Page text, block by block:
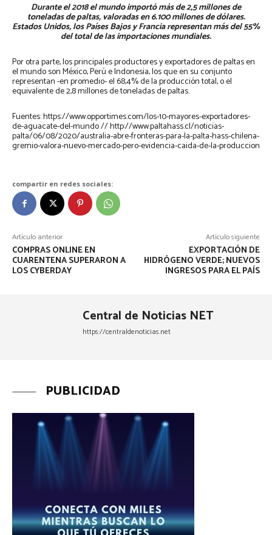
Durante el 2018 el mundo importó más de 2,5 millones de
toneladas de paltas, valoradas en 6.100 millones de dólares.
Estados Unidos, los Países Bajos y Francia representan más del 55%
del total de las importaciones mundiales.
Por otra parte, los principales productores y exportadores de paltas en
el mundo son México, Perú e Indonesia, los que en su conjunto
representan -en promedio- el 68,4% de la producción total, o el
equivalente de 2,8 millones de toneladas de paltas.
Fuentes: https://www.opportimes.com/los-10-mayores-exportadores-
de-aguacate-del-mundo // http://www.paltahass.cl/noticias-
palta/06/08/2020/australia-abre-fronteras-para-la-palta-hass-chilena-
gremio-valora-nuevo-mercado-pero-evidencia-caida-de-la-produccion
compartir en redes sociales:
Artículo anterior
COMPRAS ONLINE EN
CUARENTENA SUPERARON A
LOS CYBERDAY
Artículo siguiente
EXPORTACIÓN DE
HIDRÓGENO VERDE; NUEVOS
INGRESOS PARA EL PAÍS
Central de Noticias NET
https://centraldenoticias.net
PUBLICIDAD